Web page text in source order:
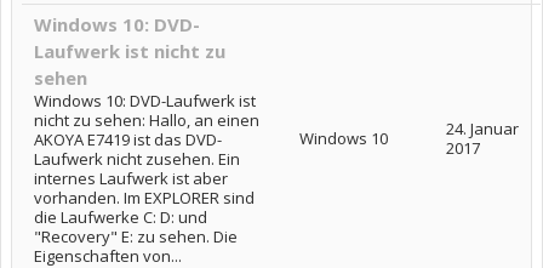
Windows 10: DVD-
Laufwerk ist nicht zu
sehen
Windows 10: DVD-Laufwerk ist
nicht zu sehen: Hallo, an einen
AKOYA E7419 ist das DVD-
Laufwerk nicht zusehen. Ein
internes Laufwerk ist aber
vorhanden. Im EXPLORER sind
die Laufwerke C: D: und
"Recovery" E: zu sehen. Die
Eigenschaften von...
Windows 10
24. Januar
2017